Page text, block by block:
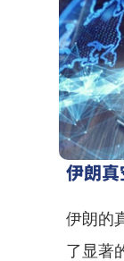
伊朗
伊朗的
了显著